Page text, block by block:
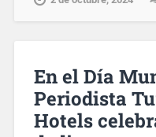
En el Día
Periodista
Hotels